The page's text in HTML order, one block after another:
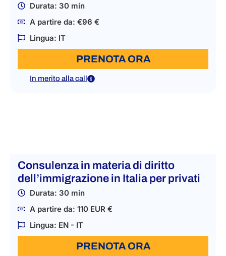
Durata: 30 min
A partire da: €96 €
Lingua: IT
PRENOTA ORA
In merito alla call
Consulenza in materia di diritto
dell’immigrazione in Italia per privati
Durata: 30 min
A partire da: 110 EUR €
Lingua: EN - IT
PRENOTA ORA